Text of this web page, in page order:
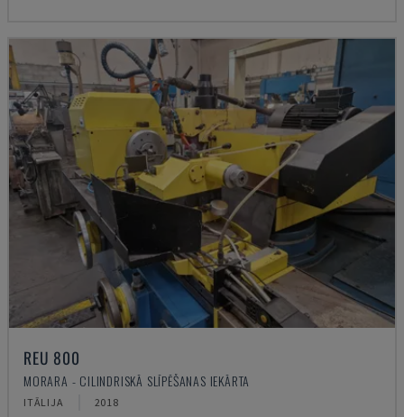
REU 800
MORARA - CILINDRISKĀ SLĪPĒŠANAS IEKĀRTA
ITĀLIJA 2018